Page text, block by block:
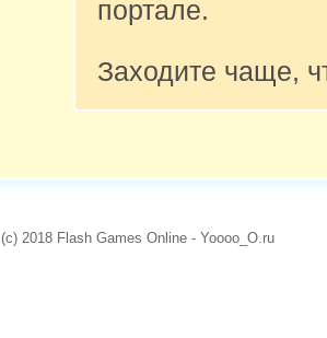
портале.
Заходите чаще,
(c) 2018 Flash Games Online - Yoooo_O.ru